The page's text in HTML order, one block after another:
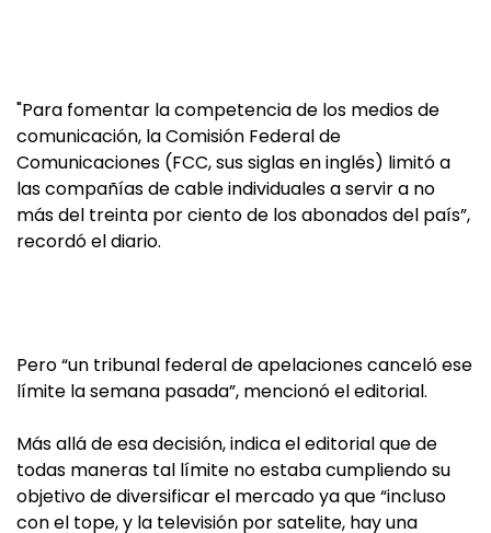
"Para fomentar la competencia de los medios de
comunicación, la Comisión Federal de
Comunicaciones (FCC, sus siglas en inglés) limitó a
las compañías de cable individuales a servir a no
más del treinta por ciento de los abonados del país”,
recordó el diario.
Pero “un tribunal federal de apelaciones canceló ese
límite la semana pasada”, mencionó el editorial.
Más allá de esa decisión, indica el editorial que de
todas maneras tal límite no estaba cumpliendo su
objetivo de diversificar el mercado ya que “incluso
con el tope, y la televisión por satelite, hay una